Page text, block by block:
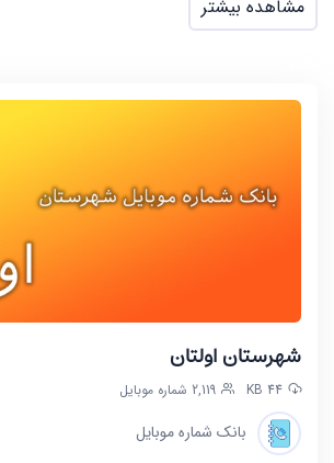
مشاهده بیشتر
شهرستان اولتان
44 KB 2,119 شماره موبایل
بانک شماره موبایل